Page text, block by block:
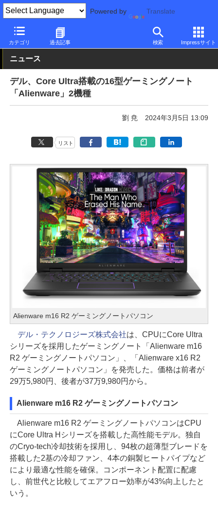
Powered by Translate
カテゴリ 過去記事 検索 Impressサイト
PC Watch パソコン/タブレット/スマートフォン ゲーミングノー
ニュース
デル、Core Ultra搭載の16型ゲーミングノート
「Alienware」2機種
劉 尭 2024年3月5日 13:09
リスト
Alienware m16 R2 ゲーミングノートパソコン
デル・テクノロジーズ株式会社は、CPUにCore Ultra
シリーズを採用したゲーミングノート「Alienware m16
R2 ゲーミングノートパソコン」、「Alienware x16 R2
ゲーミングノートパソコン」を発売した。価格は前者が
29万5,980円、後者が37万9,980円から。
Alienware m16 R2 ゲーミングノートパソコン
Alienware m16 R2 ゲーミングノートパソコンはCPU
にCore Ultra Hシリーズを搭載した高性能モデル。独自
のCryo-tech冷却技術を採用し、94枚の超薄型ブレードを
搭載した2基の冷却ファン、4本の銅製ヒートパイプなど
により最適な性能を確保。コンポーネント配置に配慮
し、前世代と比較してエアフロー効率が43%向上したと
いう。